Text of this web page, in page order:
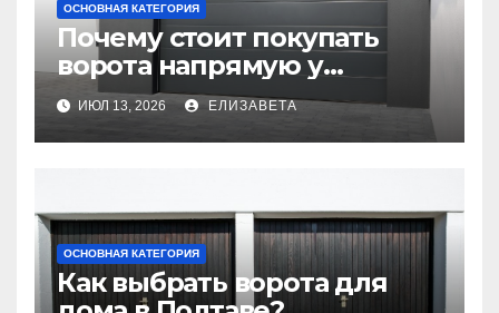
ОСНОВНАЯ КАТЕГОРИЯ
Почему стоит покупать
ворота напрямую у
производителя
ИЮЛ 13, 2026 ЕЛИЗАВЕТА
ОСНОВНАЯ КАТЕГОРИЯ
Как выбрать ворота для